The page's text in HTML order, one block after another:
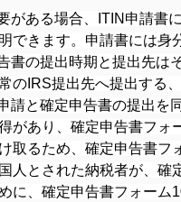
がある場合、ITIN申請書
できます。申請書には身
書の提出時期と提出先は
のIRS提出先へ提出する
請と確定申告書の提出を
があり、確定申告書フォ
取るため、確定申告書フ
人とされた納税者が、確
に、確定申告書フォーム